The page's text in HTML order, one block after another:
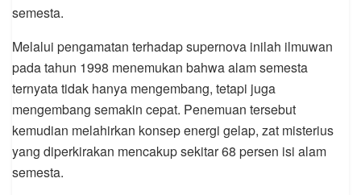
semesta.
Melalui pengamatan terhadap supernova inilah ilmuwan
pada tahun 1998 menemukan bahwa alam semesta
ternyata tidak hanya mengembang, tetapi juga
mengembang semakin cepat. Penemuan tersebut
kemudian melahirkan konsep energi gelap, zat misterius
yang diperkirakan mencakup sekitar 68 persen isi alam
semesta.